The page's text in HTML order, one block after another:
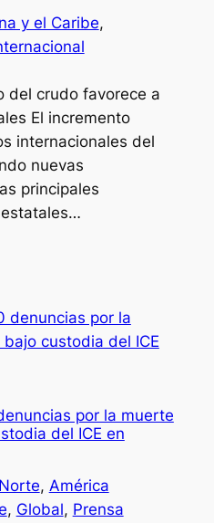
y el Caribe
del crudo favorece a
El incremento
internacionales del
nuevas
principales
por la muerte
del ICE en
, América
, Global, Prensa